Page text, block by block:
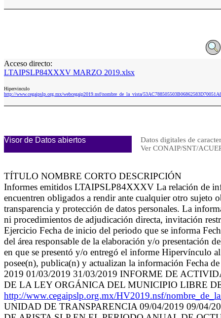
Acceso directo:
LTAIPSLP84XXXV MARZO 2019.xlsx
Hipervinculo
http://www.cegaipslp.org.mx/webcegaip2019.nsf/nombre_de_la_vista/
Visor de Datos abiertos
Datos digitales de
Ver CONAIP/SNT/
TÍTULO NOMBRE CORTO DESCRIPCIÓN
Informes emitidos LTAIPSLP84XXXV La relación de
encuentren obligados a rendir ante cualquier otro sujeto
transparencia y protección de datos personales. La
ni procedimientos de adjudicación directa, invitación
Ejercicio Fecha de inicio del periodo que se informa
del área responsable de la elaboración y/o presentación
en que se presentó y/o entregó el informe Hipervínculo
posee(n), publica(n) y actualizan la información Fecha
2019 01/03/2019 31/03/2019 INFORME DE
DE LA LEY ORGÁNICA DEL MUNICIPIO LIBRE
http://www.cegaipslp.org.mx/HV2019.nsf/
UNIDAD DE TRANSPARENCIA 09/04/2019 09/